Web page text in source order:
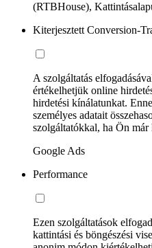
(RTBHouse),
Kiterjesztett Conversion-
A szolgáltatás
értékelhetjük online
hirdetési kínálatunkat.
személyes adatait
szolgáltatókkal, ha Ön már
Google Ads
Performance
Ezen szolgáltatások
kattintási és böngészési